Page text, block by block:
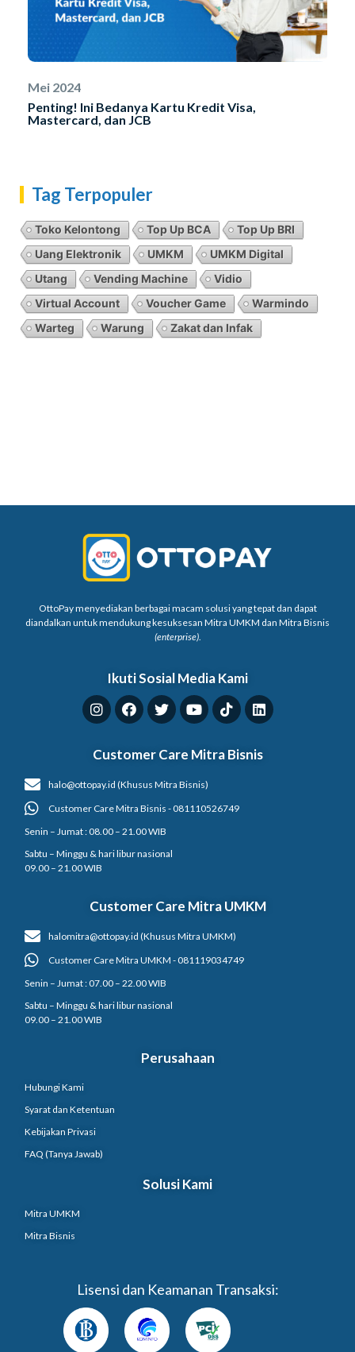
Mei 2024
Penting! Ini Bedanya Kartu Kredit Visa,
Mastercard, dan JCB
Tag Terpopuler
Toko Kelontong Top Up BCA
Top Up BRI
Uang Elektronik
UMKM
UMKM Digital
Utang
Vending Machine
Vidio
Virtual Account
Voucher Game
Warmindo
Warteg
Warung Zakat dan Infak
OttoPay menyediakan berbagai macam solusi yang tepat dan dapat
diandalkan untuk mendukung kesuksesan Mitra UMKM dan Mitra Bisnis
(enterprise).
Ikuti Sosial Media Kami
Customer Care Mitra Bisnis
halo@ottopay.id (Khusus Mitra Bisnis)
Customer Care Mitra Bisnis - 081110526749
Senin – Jumat : 08.00 – 21.00 WIB
Sabtu – Minggu & hari libur nasional
09.00 – 21.00 WIB
Customer Care Mitra UMKM
halomitra@ottopay.id (Khusus Mitra UMKM)
Customer Care Mitra UMKM - 081119034749
Senin – Jumat : 07.00 – 22.00 WIB
Sabtu – Minggu & hari libur nasional
09.00 – 21.00 WIB
Perusahaan
Hubungi Kami
Syarat dan Ketentuan
Kebijakan Privasi
FAQ (Tanya Jawab)
Solusi Kami
Mitra UMKM
Mitra Bisnis
Lisensi dan Keamanan Transaksi: